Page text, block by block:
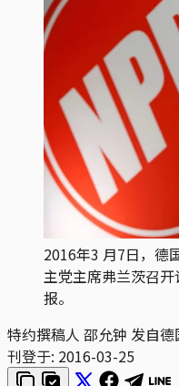
2016年3 月7日，德
主党主席弗兰茨召
报。
特约撰稿人 邵允钟 发自德
刊登于: 2016-03-25